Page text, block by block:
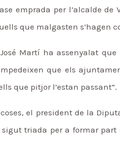
emprada per l’alcalde
que malgasten s’hagen
Martí ha assenyalat
que els
que pitjor l’estan passant”.
el president de la
triada per a formar